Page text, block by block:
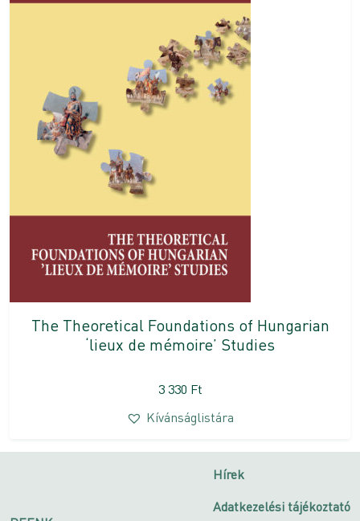
The Theoretical Foundations of Hungarian
‘lieux de mémoire’ Studies
3 330 Ft
Kívánságlistára
Hírek
Adatkezelési tájékoztató